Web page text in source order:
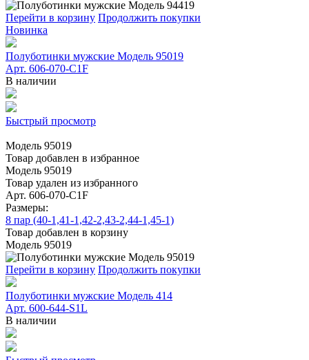
Перейти в корзину Продолжить покупки
Новинка
Полуботинки мужские Модель 95019
Арт. 606-070-C1F
В наличии
Быстрый просмотр
Модель 95019
Товар добавлен в избранное
Модель 95019
Товар удален из избранного
Арт. 606-070-C1F
Размеры:
8 пар (40-1,41-1,42-2,43-2,44-1,45-1)
Товар добавлен в корзину
Модель 95019
Перейти в корзину Продолжить покупки
Полуботинки мужские Модель 414
Арт. 600-644-S1L
В наличии